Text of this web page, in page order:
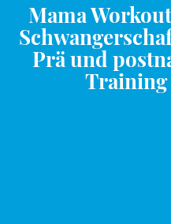
Mama
Prä und
Training